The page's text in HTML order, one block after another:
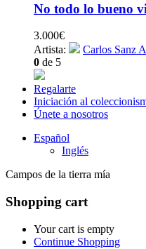
No todo lo bueno
3.000€
Artista:
Carlos Sanz
0 de 5
Regalarte
Iniciación al
Únete a nosotros
Español
Inglés
Campos de la tierra mía
Shopping cart
Your cart is empty
Continue Shopping